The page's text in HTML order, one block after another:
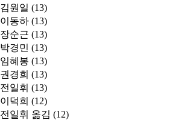
김원일 (13)
이동하 (13)
장순근 (13)
박경민 (13)
임혜봉 (13)
권경희 (13)
전일휘 (13)
이덕희 (12)
전일휘 옮김 (12)